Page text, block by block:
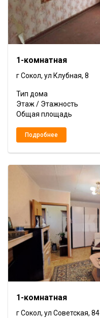
1-комнатная
г Сокол, ул Клубная, 8
Тип дома
Этаж / Этажность
Общая площадь
Подробнее
1-комнатная
г Сокол, ул Советская, 84